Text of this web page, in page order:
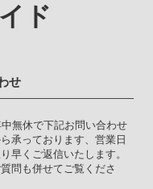
ド
せ
無休で下記お問い合わせ
承っております、営業日
早くご返信いたします。
問も併せてご覧くださ